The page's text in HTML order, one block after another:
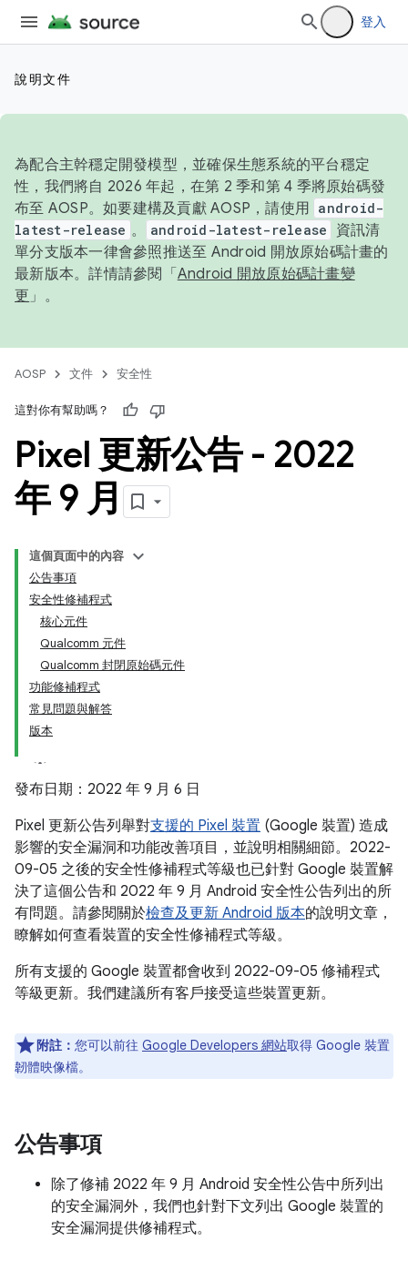
登入
說明文件
為配合主幹穩定開發模型，並確保生態系統的平台穩定
性，我們將自 2026 年起，在第 2 季和第 4 季將原始碼發
布至 AOSP。如要建構及貢獻 AOSP，請使用 android-
latest-release 。 android-latest-release
資訊清
單分支版本一律會參照推送至 Android 開放原始碼計畫的
最新版本。詳情請參閱「 Android 開放原始碼計畫變
更 」。
AOSP 文件 安全性
這對你有幫助嗎？
Pixel 更新公告 - 2022
年 9 月
這個頁面中的內容
公告事項
安全性修補程式
核心元件
Qualcomm 元件
Qualcomm 封閉原始碼元件
功能修補程式
常見問題與解答
版本
發布日期：2022 年 9 月 6 日
Pixel 更新公告列舉對支援的 Pixel 裝置 (Google 裝置) 造成
影響的安全漏洞和功能改善項目，並說明相關細節。2022-
09-05 之後的安全性修補程式等級也已針對 Google 裝置解
決了這個公告和 2022 年 9 月 Android 安全性公告列出的所
有問題。請參閱關於檢查及更新 Android 版本的說明文章，
瞭解如何查看裝置的安全性修補程式等級。
所有支援的 Google 裝置都會收到 2022-09-05 修補程式
等級更新。我們建議所有客戶接受這些裝置更新。
附註： 您可以前往 Google Developers 網站取得 Google 裝置
韌體映像檔。
公告事項
除了修補 2022 年 9 月 Android 安全性公告中所列出
的安全漏洞外，我們也針對下文列出 Google 裝置的
安全漏洞提供修補程式。